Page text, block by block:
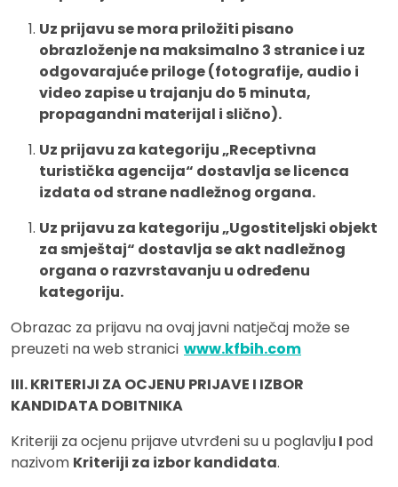
Uz prijavu se mora priložiti pisano
obrazloženje na maksimalno 3 stranice i uz
odgovarajuće priloge (fotografije, audio i
video zapise u trajanju do 5 minuta,
propagandni materijal i slično).
Uz prijavu za kategoriju „Receptivna
turistička agencija“ dostavlja se licenca
izdata od strane nadležnog organa.
Uz prijavu za kategoriju „Ugostiteljski objekt
za smještaj“ dostavlja se akt nadležnog
organa o razvrstavanju u određenu
kategoriju.
Obrazac za prijavu na ovaj javni natječaj može se
preuzeti na web stranici www.kfbih.com
III. KRITERIJI ZA OCJENU PRIJAVE I IZBOR
KANDIDATA DOBITNIKA
Kriteriji za ocjenu prijave utvrđeni su u poglavljuI pod
nazivom Kriteriji za izbor kandidata.